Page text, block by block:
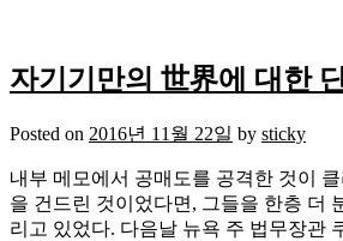
자기기만의 世界에 대한
Posted on 2016년 11월 22일 by sticky
내부 메모에서 공매도를 공격한 것이
을 건드린 것이었다면, 그들을 한층 더
리고 있었다. 다음날 뉴욕 주 법무장관